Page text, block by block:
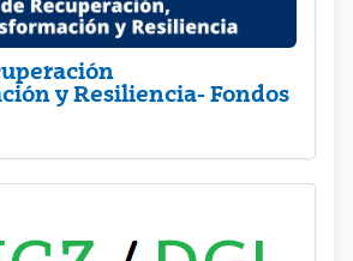
y Resiliencia- Fondos